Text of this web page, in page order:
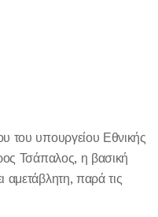
του υπουργείου Εθνικής
Τσάπαλος, η βασική
παρά τις